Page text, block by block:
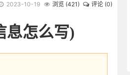
2023-10-19 浏览 (421) 评论 (0)
息怎么写)